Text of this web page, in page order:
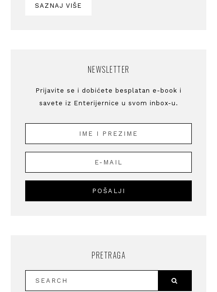
SAZNAJ VIŠE
NEWSLETTER
Prijavite se i dobićete besplatan e-book i
savete iz Enterijernice u svom inbox-u.
PRETRAGA